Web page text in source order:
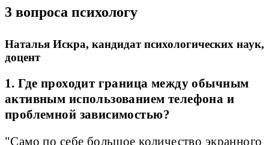
3 вопроса психологу
Наталья Искра, кандидат психологических наук,
доцент
1. Где проходит граница между обычным
активным использованием телефона и
проблемной зависимостью?
"Само по себе большое количество экранного